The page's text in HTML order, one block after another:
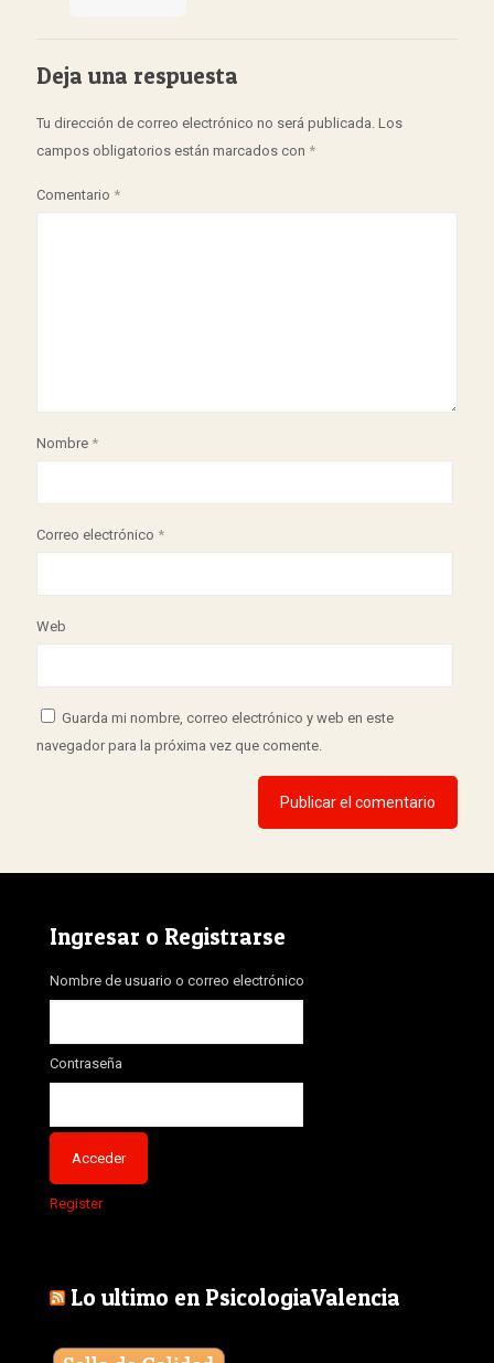
Deja una respuesta
Tu dirección de correo electrónico no será publicada. Los
campos obligatorios están marcados con *
Comentario *
Nombre *
Correo electrónico *
Web
Guarda mi nombre, correo electrónico y web en este
navegador para la próxima vez que comente.
Ingresar o Registrarse
Nombre de usuario o correo electrónico
Contraseña
Register
Lo ultimo en PsicologiaValencia